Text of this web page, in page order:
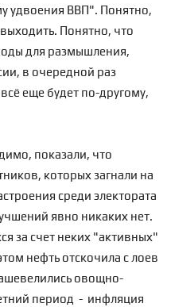
удвоения ВВП". Понятно,
Понятно, что
для размышления,
в очередной раз
еще будет по-другому,
показали, что
которых загнали на
среди электората
явно никаких нет.
за счет неких "активных"
нефть отскочила с лоев
овощно-
период - инфляция